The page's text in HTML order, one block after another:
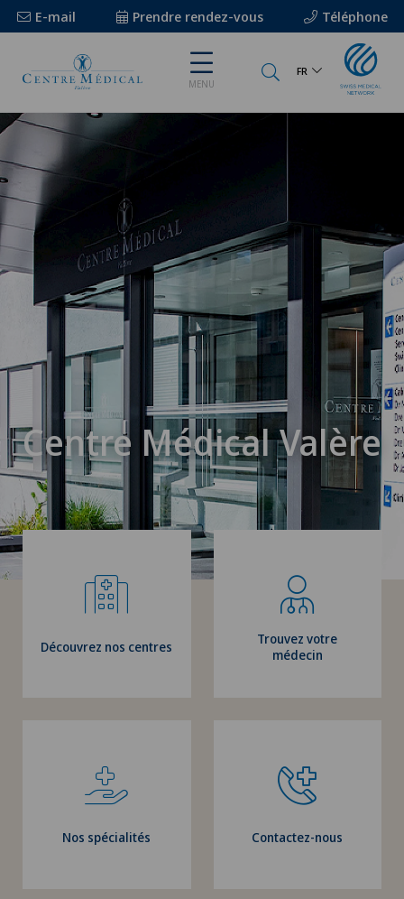
E-mail Prendre rendez-vous Téléphone
MENU
FR
Centre Médical Valère
Découvrez nos centres
Trouvez votre
médecin
Nos spécialités Contactez-nous